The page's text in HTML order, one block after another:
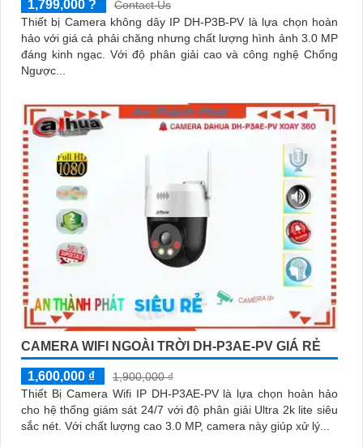
1,799,000 ?
Contact Us
Thiết bị Camera không dây IP DH-P3B-PV là lựa chọn hoàn
hảo với giá cả phải chăng nhưng chất lượng hình ảnh 3.0 MP
đáng kinh ngạc. Với độ phân giải cao và công nghệ Chống
Ngược...
CAMERA WIFI NGOÀI TRỜI DH-P3AE-PV GIÁ RẺ
1,600,000 ₫
1,900,000 ₫
Thiết Bị Camera Wifi IP DH-P3AE-PV là lựa chọn hoàn hảo
cho hệ thống giám sát 24/7 với độ phân giải Ultra 2k lite siêu
sắc nét. Với chất lượng cao 3.0 MP, camera này giúp xử lý...